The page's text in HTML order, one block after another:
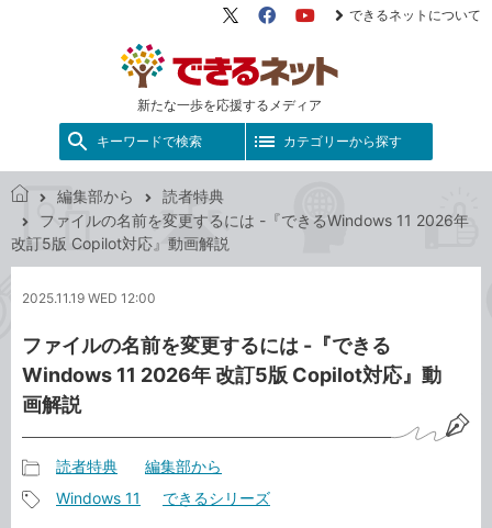
新たな一歩を応援するメディア
X（旧
FacebookYouTube
できるネットについて
キーワードで検索 カテゴリーから探す
で
き
ッ
編集部から
読者特典
ファイルの名前を変更するには -『できるWindows 11 2026年
改訂5版 Copilot対応』動画解説
2025.11.19 WED 12:00
ファイルの名前を変更するには -『できる
Windows 11 2026年 改訂5版 Copilot対応』動
画解説
事
読者特典 編集部から
Windows 11 できるシリーズ